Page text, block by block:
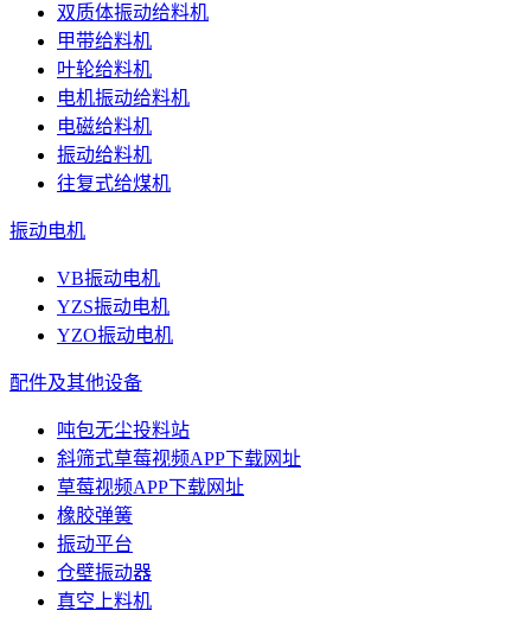
双质体振动给料机
甲带给料机
叶轮给料机
电机振动给料机
电磁给料机
振动给料机
往复式给煤机
振动电机
VB振动电机
YZS振动电机
YZO振动电机
配件及其他设备
吨包无尘投料站
斜筛式草莓视频APP下载网址
草莓视频APP下载网址
橡胶弹簧
振动平台
仓壁振动器
真空上料机